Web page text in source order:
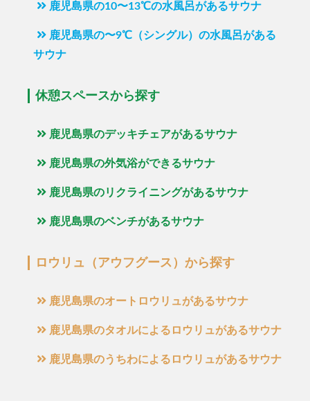
鹿児島県の10〜13℃の水風呂があるサウナ
鹿児島県の〜9℃（シングル）の水風呂がある
サウナ
休憩スペースから探す
鹿児島県のデッキチェアがあるサウナ
鹿児島県の外気浴ができるサウナ
鹿児島県のリクライニングがあるサウナ
鹿児島県のベンチがあるサウナ
ロウリュ（アウフグース）から探す
鹿児島県のオートロウリュがあるサウナ
鹿児島県のタオルによるロウリュがあるサウナ
鹿児島県のうちわによるロウリュがあるサウナ